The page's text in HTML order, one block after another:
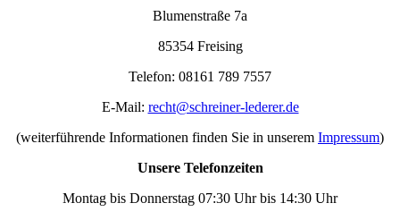
Blumenstraße 7a
85354 Freising
Telefon: 08161 789 7557
E-Mail: recht@schreiner-lederer.de
(weiterführende Informationen finden Sie in unserem Impressum)
Unsere Telefonzeiten
Montag bis Donnerstag 07:30 Uhr bis 14:30 Uhr